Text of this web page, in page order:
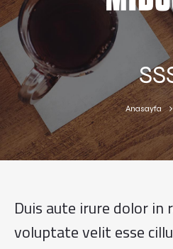
Anasayfa
Duis aute irure dolor in
voluptate velit esse